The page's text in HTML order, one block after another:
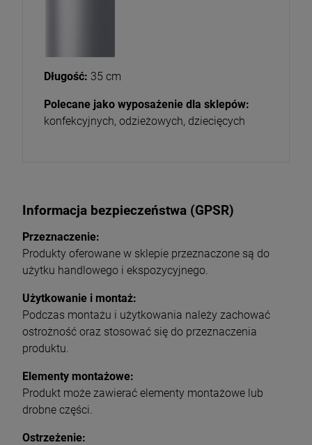
Długość: 35 cm
Polecane jako wyposażenie dla sklepów:
konfekcyjnych, odzieżowych, dziecięcych
Informacja bezpieczeństwa (GPSR)
Przeznaczenie:
Produkty oferowane w sklepie przeznaczone są do
użytku handlowego i ekspozycyjnego.
Użytkowanie i montaż:
Podczas montażu i użytkowania należy zachować
ostrożność oraz stosować się do przeznaczenia
produktu.
Elementy montażowe:
Produkt może zawierać elementy montażowe lub
drobne części.
Ostrzeżenie: